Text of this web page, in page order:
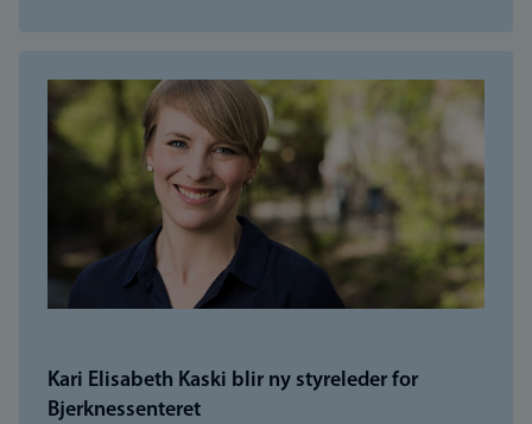
Kari Elisabeth Kaski blir ny styreleder for
Bjerknessenteret